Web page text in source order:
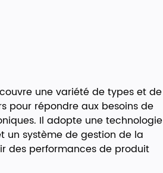
une variété de types et de
pour répondre aux besoins de
Il adopte une technologie
un système de gestion de la
des performances de produit